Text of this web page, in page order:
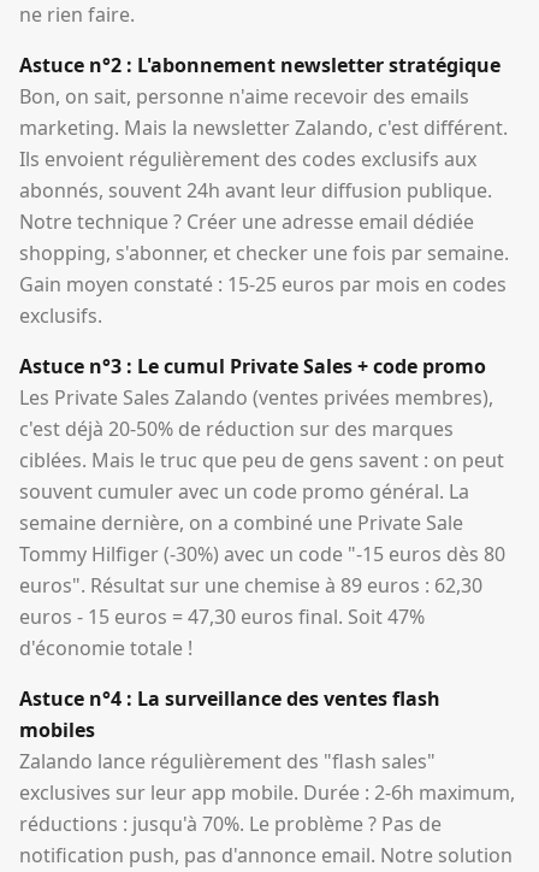
ne rien faire.
Astuce n°2 : L'abonnement newsletter stratégique
Bon, on sait, personne n'aime recevoir des emails
marketing. Mais la newsletter Zalando, c'est différent.
Ils envoient régulièrement des codes exclusifs aux
abonnés, souvent 24h avant leur diffusion publique.
Notre technique ? Créer une adresse email dédiée
shopping, s'abonner, et checker une fois par semaine.
Gain moyen constaté : 15-25 euros par mois en codes
exclusifs.
Astuce n°3 : Le cumul Private Sales + code promo
Les Private Sales Zalando (ventes privées membres),
c'est déjà 20-50% de réduction sur des marques
ciblées. Mais le truc que peu de gens savent : on peut
souvent cumuler avec un code promo général. La
semaine dernière, on a combiné une Private Sale
Tommy Hilfiger (-30%) avec un code "-15 euros dès 80
euros". Résultat sur une chemise à 89 euros : 62,30
euros - 15 euros = 47,30 euros final. Soit 47%
d'économie totale !
Astuce n°4 : La surveillance des ventes flash
mobiles
Zalando lance régulièrement des "flash sales"
exclusives sur leur app mobile. Durée : 2-6h maximum,
réductions : jusqu'à 70%. Le problème ? Pas de
notification push, pas d'annonce email. Notre solution